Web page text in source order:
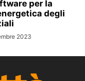
per la
degli
2023